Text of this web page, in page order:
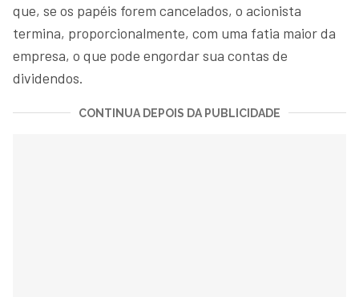
que, se os papéis forem cancelados, o acionista
termina, proporcionalmente, com uma fatia maior da
empresa, o que pode engordar sua contas de
dividendos.
CONTINUA DEPOIS DA PUBLICIDADE